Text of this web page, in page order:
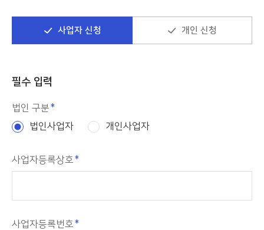
사업자 신청 개인 신청
필수 입력
법인 구분
법인사업자
개인사업자
사업자등록상호
사업자등록번호